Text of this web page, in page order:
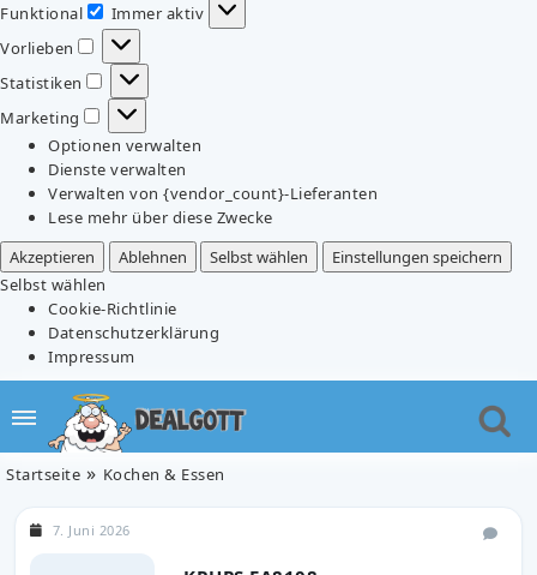
Funktional
Funktional
Immer aktiv
Vorlieben
Vorlieben
Statistiken
Statistiken
Marketing
Marketing
Optionen verwalten
Dienste verwalten
Verwalten von {vendor_count}-Lieferanten
Lese mehr über diese Zwecke
Akzeptieren
Ablehnen Selbst wählen
Einstellungen speichern
Selbst wählen
Cookie-Richtlinie
Datenschutzerklärung
Impressum
Startseite Kochen & Essen
7. Juni 2026